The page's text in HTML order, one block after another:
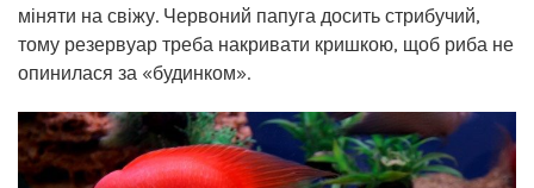
міняти на свіжу. Червоний папуга досить стрибучий,
тому резервуар треба накривати кришкою, щоб риба не
опинилася за «будинком».